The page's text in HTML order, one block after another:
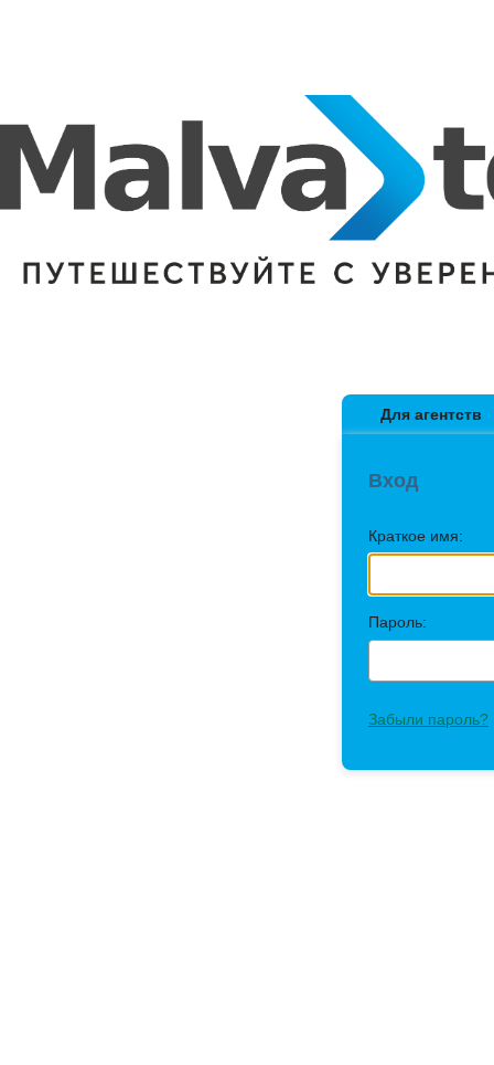
Для агентств
Вход
Краткое имя:
Пароль:
Забыли пароль?